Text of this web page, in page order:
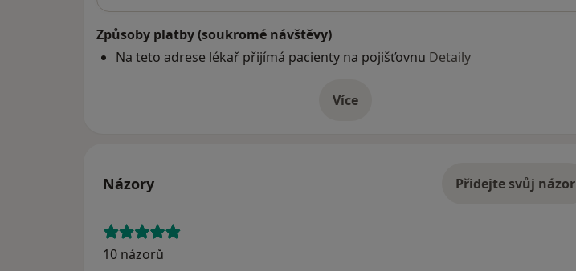
Způsoby platby (soukromé návštěvy)
Na teto adrese lékař přijímá pacienty na pojišťovnu Detaily
Víceo adrese
Názory Přidejte svůj názor
10 názorů